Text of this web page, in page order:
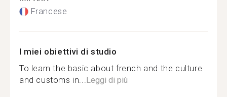
Francese
I miei obiettivi di studio
To learn the basic about french and the culture
and customs in...Leggi di più